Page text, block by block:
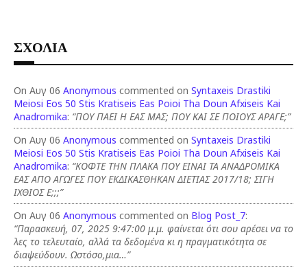
ΣΧΟΛΙΑ
On Αυγ 06 Anonymous commented on Syntaxeis Drastiki
Meiosi Eos 50 Stis Kratiseis Eas Poioi Tha Doun Afxiseis Kai
Anadromika: “ΠΟΥ ΠΑΕΙ Η ΕΑΣ ΜΑΣ; ΠΟΥ ΚΑΙ ΣΕ ΠΟΙΟΥΣ ΑΡΑΓΕ;”
On Αυγ 06 Anonymous commented on Syntaxeis Drastiki
Meiosi Eos 50 Stis Kratiseis Eas Poioi Tha Doun Afxiseis Kai
Anadromika: “ΚΟΦΤΕ ΤΗΝ ΠΛΑΚΑ ΠΟΥ ΕΙΝΑΙ ΤΑ ΑΝΑΔΡΟΜΙΚΑ
ΕΑΣ ΑΠΟ ΑΓΩΓΕΣ ΠΟΥ ΕΚΔΙΚΑΣΘΗΚΑΝ ΔΙΕΤΙΑΣ 2017/18; ΣΙΓΗ
ΙΧΘΙΟΣ Ε;;;”
On Αυγ 06 Anonymous commented on Blog Post_7:
“Παρασκευή, 07, 2025 9:47:00 μ.μ. φαίνεται ότι σου αρέσει να το
λες το τελευταίο, αλλά τα δεδομένα κι η πραγματικότητα σε
διαψεύδουν. Ωστόσο,μια…”